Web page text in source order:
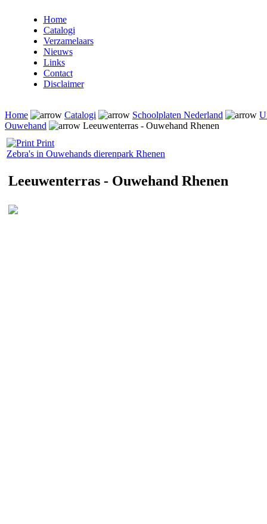
Home
Catalogi
Verzamelaars
Nieuws
Links
Contact
Disclaimer
Home Catalogi Schoolplaten Nederland
Ouwehand
Leeuwenterras - Ouwehand Rhenen
Print
Zebra's in Ouwehands dierenpark Rhenen
Leeuwenterras - Ouwehand Rhenen